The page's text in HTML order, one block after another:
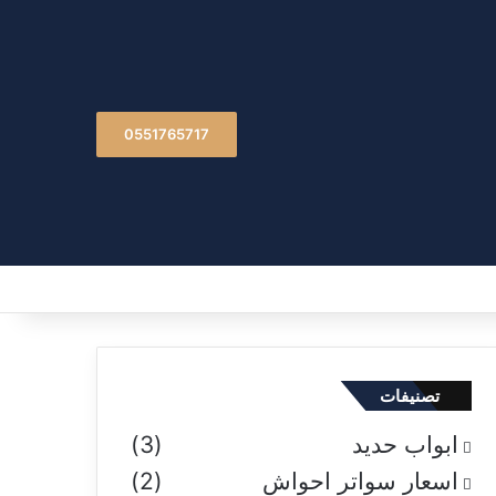
0551765717
تصنيفات
ابواب حديد
(3)
اسعار سواتر احواش
(2)